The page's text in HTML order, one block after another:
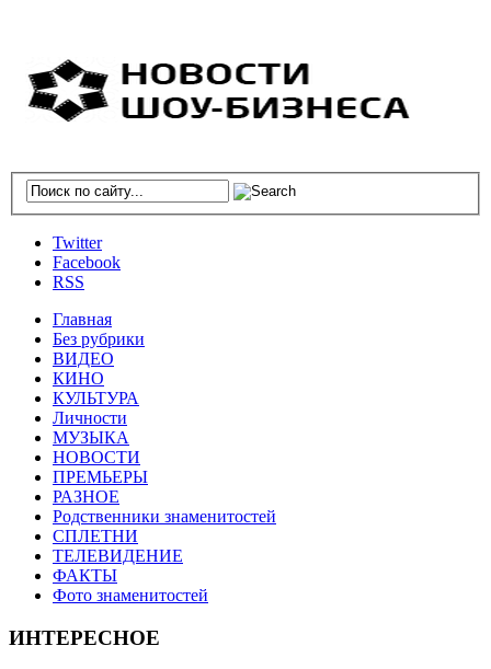
Twitter
Facebook
RSS
Главная
Без рубрики
ВИДЕО
КИНО
КУЛЬТУРА
Личности
МУЗЫКА
НОВОСТИ
ПРЕМЬЕРЫ
РАЗНОЕ
Родственники знаменитостей
СПЛЕТНИ
ТЕЛЕВИДЕНИЕ
ФАКТЫ
Фото знаменитостей
ИНТЕРЕСНОЕ